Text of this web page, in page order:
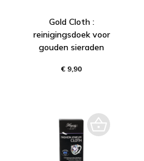
Gold Cloth :
reinigingsdoek voor
gouden sieraden
€ 9,90